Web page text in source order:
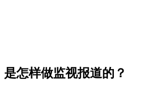
是怎样做监视报道的？